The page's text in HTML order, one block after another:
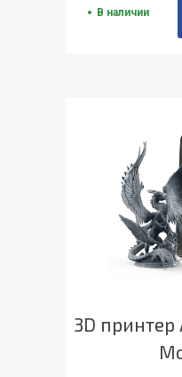
В наличии
3D